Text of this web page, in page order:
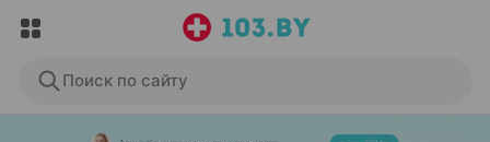
Поиск по сайту